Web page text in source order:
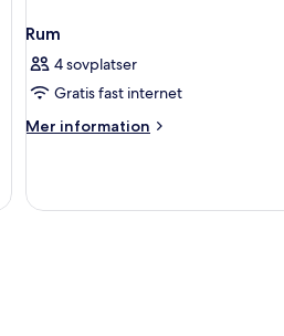
Rum
4 sovplatser
Gratis fast internet
Mer information
Mer